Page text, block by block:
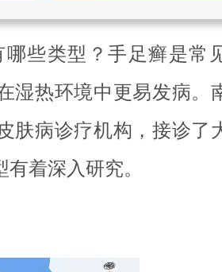
类型？手足癣是常
湿热环境中更易发病。
肤病诊疗机构，接诊了
着深入研究。